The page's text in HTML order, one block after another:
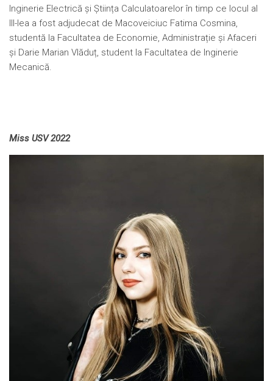
Inginerie Electrică și Știința Calculatoarelor în timp ce locul al
III-lea a fost adjudecat de Macoveiciuc Fatima Cosmina,
studentă la Facultatea de Economie, Administrație și Afaceri
și Darie Marian Vlăduț, student la Facultatea de Inginerie
Mecanică.
Miss USV 2022